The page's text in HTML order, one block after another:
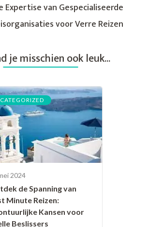
Expertise van Gespecialiseerde
voor Verre Reizen
je misschien ook leuk...
2024
de Spanning van
Minute Reizen:
Kansen voor
Beslissers